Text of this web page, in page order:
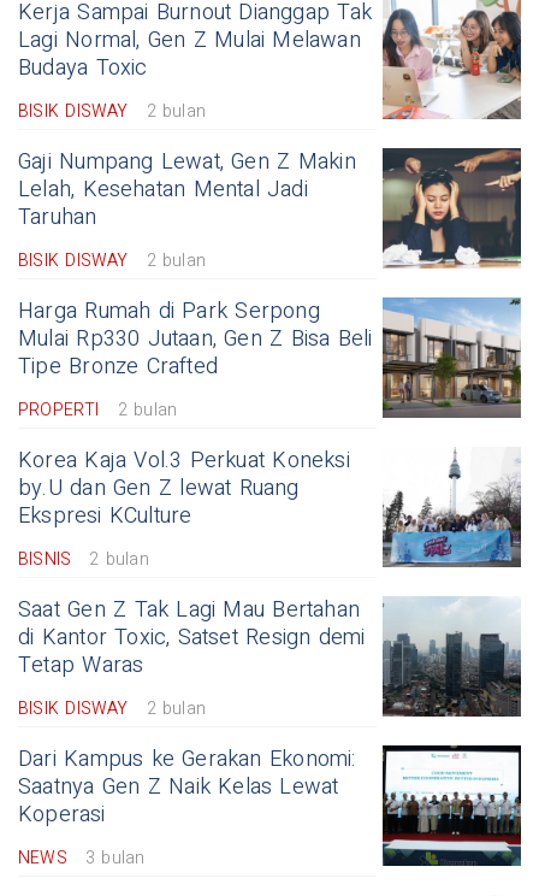
Kerja Sampai Burnout Dianggap Tak
Lagi Normal, Gen Z Mulai Melawan
Budaya Toxic
BISIK DISWAY 2 bulan
Gaji Numpang Lewat, Gen Z Makin
Lelah, Kesehatan Mental Jadi
Taruhan
BISIK DISWAY 2 bulan
Harga Rumah di Park Serpong
Mulai Rp330 Jutaan, Gen Z Bisa Beli
Tipe Bronze Crafted
PROPERTI 2 bulan
Korea Kaja Vol.3 Perkuat Koneksi
by.U dan Gen Z lewat Ruang
Ekspresi KCulture
BISNIS 2 bulan
Saat Gen Z Tak Lagi Mau Bertahan
di Kantor Toxic, Satset Resign demi
Tetap Waras
BISIK DISWAY 2 bulan
Dari Kampus ke Gerakan Ekonomi:
Saatnya Gen Z Naik Kelas Lewat
Koperasi
NEWS 3 bulan